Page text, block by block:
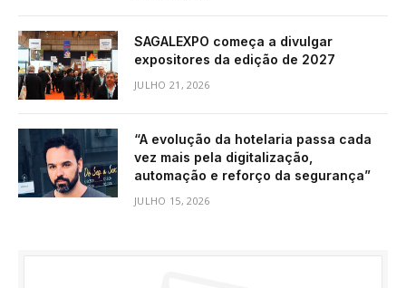
SAGALEXPO começa a divulgar
expositores da edição de 2027
JULHO 21, 2026
“A evolução da hotelaria passa cada
vez mais pela digitalização,
automação e reforço da segurança”
JULHO 15, 2026